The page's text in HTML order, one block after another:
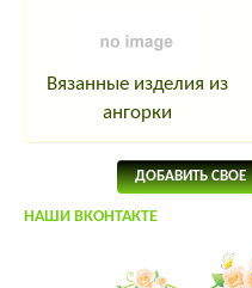
Вязанные изделия из
ангорки
ДОБАВИТЬ СВОЕ
НАШИ ВКОНТАКТЕ